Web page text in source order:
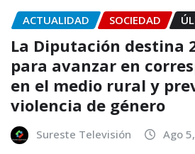
ACTUALIDAD SOCIEDAD
La Diputación destina
para avanzar en
en el medio rural y
violencia de género
Sureste Televisión Ago